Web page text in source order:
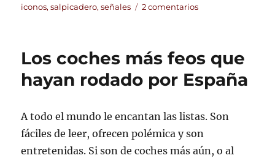
el
iconos,salpicadero,señales 2 comentariosen
del
coche
y
Los coches más feos que
hayan rodado por España
A todo el mundo le encantan las listas. Son
fáciles de leer, ofrecen polémica y son
entretenidas. Si son de coches más aún, o al